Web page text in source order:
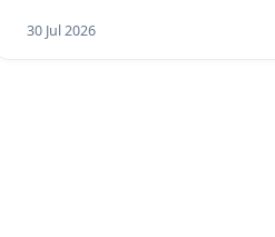
30 Jul 2026